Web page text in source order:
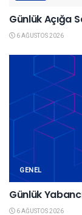
Günlük Açığa
6 AĞUSTOS 2026
GENEL
Günlük
6 AĞUSTOS 2026